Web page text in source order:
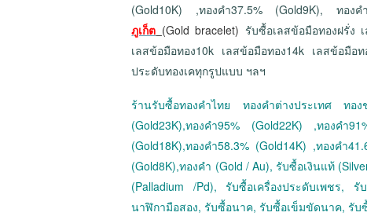
(Gold10K) ,ทองคำ37.5% (Gold9K), ทอง
ภูเก็ต (Gold bracelet) รับซื้อเลสข้อมือทองฝรั่ง
เลสข้อมือทอง10k เลสข้อมือทอง14k เลสข้อมือ
ประดับทองเคทุกรูปแบบ ฯลฯ
ร้านรับซื้อทองคำไทย ทองคำต่างประเทศ ท
(Gold23K),ทองคำ95% (Gold22K) ,ทองคำ
(Gold18K),ทองคำ58.3% (Gold14K) ,ทองคำ
(Gold8K),ทองคำ (Gold / Au), รับซื้อเงินแท้
(Palladium /Pd), รับซื้อเครื่องประดับเพชร,
นาฬิกามือสอง, รับซื้อนาค, รับซื้อเข็มขัดนาค, รับ